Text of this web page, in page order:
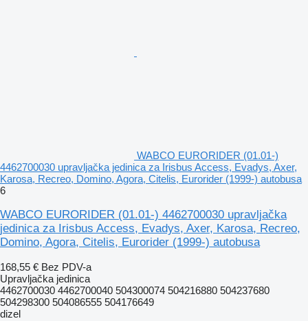
WABCO EURORIDER (01.01-)
4462700030 upravljačka jedinica za Irisbus Access, Evadys, Axer,
Karosa, Recreo, Domino, Agora, Citelis, Eurorider (1999-) autobusa
6
WABCO EURORIDER (01.01-) 4462700030 upravljačka
jedinica za Irisbus Access, Evadys, Axer, Karosa, Recreo,
Domino, Agora, Citelis, Eurorider (1999-) autobusa
168,55 € Bez PDV-a
Upravljačka jedinica
4462700030 4462700040 504300074 504216880 504237680
504298300 504086555 504176649
dizel